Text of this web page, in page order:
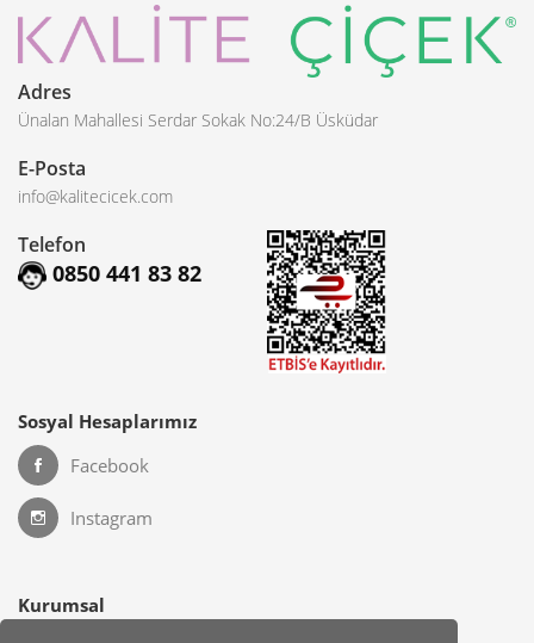
Adres
Ünalan Mahallesi Serdar Sokak No:24/B Üsküdar
E-Posta
info@kalitecicek.com
Telefon
0850 441 83 82
Sosyal Hesaplarımız
Facebook
Instagram
Kurumsal